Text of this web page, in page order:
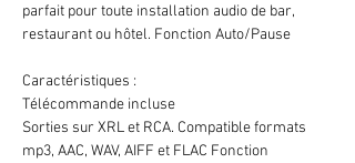
parfait pour toute installation audio de bar,
restaurant ou hôtel. Fonction Auto/Pause
Caractéristiques :
Télécommande incluse
Sorties sur XRL et RCA. Compatible formats
mp3, AAC, WAV, AIFF et FLAC Fonction